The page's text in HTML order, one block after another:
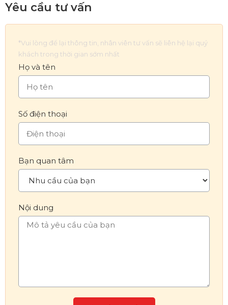
Yêu cầu tư vấn
*Vui lòng để lại thông tin, nhân viên tư vấn sẽ liên hệ lại quý
khách trong thời gian sớm nhất
Họ và tên
Số điện thoại
Bạn quan tâm
Nội dung